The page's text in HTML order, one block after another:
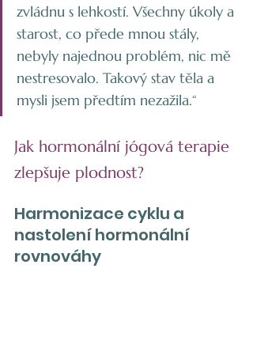
zvládnu s lehkostí. Všechny úkoly a
starost, co přede mnou stály,
nebyly najednou problém, nic mě
nestresovalo. Takový stav těla a
mysli jsem předtím nezažila.“
Jak hormonální jógová terapie
zlepšuje plodnost?
Harmonizace cyklu a
nastolení hormonální
rovnováhy